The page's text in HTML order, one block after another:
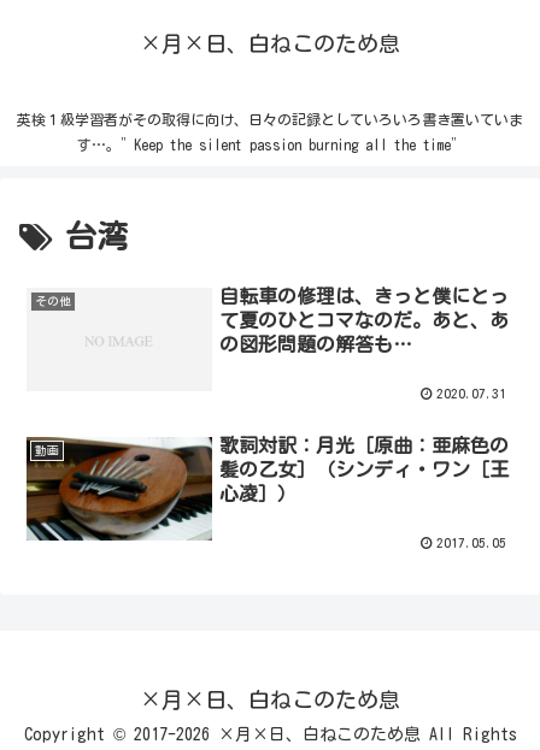
×月×日、白ねこのため息
英検１級学習者がその取得に向け、日々の記録としていろいろ書き置いていま
す…。”Keep the silent passion burning all the time”
台湾
その他
自転車の修理は、きっと僕にとっ
て夏のひとコマなのだ。あと、あ
の図形問題の解答も…
2020.07.31
動画
歌詞対訳：月光［原曲：亜麻色の
髪の乙女］（シンディ・ワン［王
心凌］）
2017.05.05
×月×日、白ねこのため息
Copyright © 2017-2026 ×月×日、白ねこのため息 All Rights